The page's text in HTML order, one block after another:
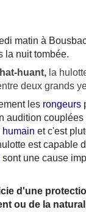
matin à
la nuit tombée.
huant, la
deux grands
les rongeurs
audition
humain et c'est
est capable
sont une cause
d'une
ou de la